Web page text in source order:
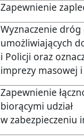
Zapewnienie
Wyznaczenie
umożliwiających
i Policji oraz
imprezy masowej
Zapewnienie
biorącymi udział
w zabezpieczeniu